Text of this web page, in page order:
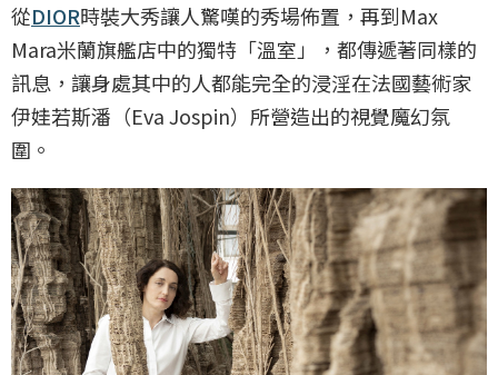
從DIOR時裝大秀讓人驚嘆的秀場佈置，再到Max
Mara米蘭旗艦店中的獨特「溫室」，都傳遞著同樣的
訊息，讓身處其中的人都能完全的浸淫在法國藝術家
伊娃若斯潘（Eva Jospin）所營造出的視覺魔幻氛
圍。